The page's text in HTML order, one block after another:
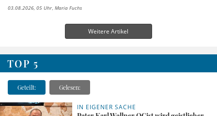
03.08.2026, 05 Uhr Maria Fuchs
Weitere Artikel
TOP 5
Geteilt: Gelesen:
IN EIGENER SACHE